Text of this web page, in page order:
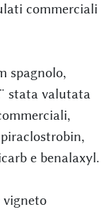
commerciali
spagnolo,
stata valutata
e benalaxyl.
vigneto